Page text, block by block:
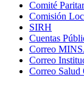
Comité
Comisión
SIRH
Cuentas
Correo
Correo
Correo